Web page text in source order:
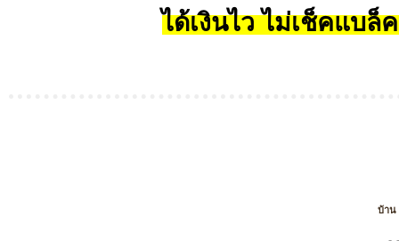
ได้เงินไว ไม่เช็คแบล็
บ้าน